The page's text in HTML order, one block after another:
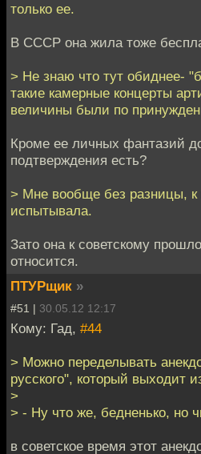
только ее.
В СССР она жила тоже
> Не знаю что тут обиднее-
такие камерные концерты
величины были по
Кроме ее личных фантазий
подтверждения есть?
> Мне вообще без разницы, к
испытывала.
Зато она к советскому
относится.
ПТУРщик »
#51 | 30.05.12 12:17
Кому: Гад, #44
> Можно переделывать
русского", который выходит
>
> - Ну что же, бедненько, но
в советское время этот